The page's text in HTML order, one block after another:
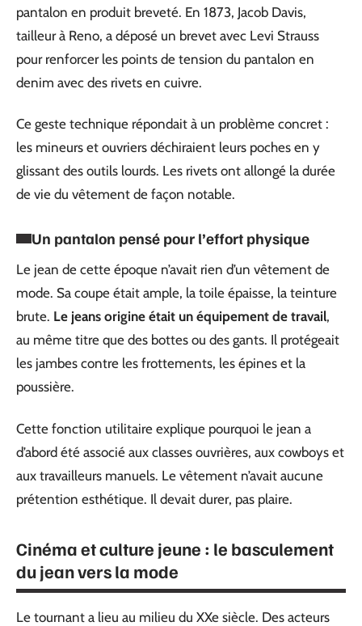
pantalon en produit breveté. En 1873, Jacob Davis,
tailleur à Reno, a déposé un brevet avec Levi Strauss
pour renforcer les points de tension du pantalon en
denim avec des rivets en cuivre.
Ce geste technique répondait à un problème concret :
les mineurs et ouvriers déchiraient leurs poches en y
glissant des outils lourds. Les rivets ont allongé la durée
de vie du vêtement de façon notable.
Un pantalon pensé pour l’effort physique
Le jean de cette époque n’avait rien d’un vêtement de
mode. Sa coupe était ample, la toile épaisse, la teinture
brute. Le jeans origine était un équipement de travail,
au même titre que des bottes ou des gants. Il protégeait
les jambes contre les frottements, les épines et la
poussière.
Cette fonction utilitaire explique pourquoi le jean a
d’abord été associé aux classes ouvrières, aux cowboys et
aux travailleurs manuels. Le vêtement n’avait aucune
prétention esthétique. Il devait durer, pas plaire.
Cinéma et culture jeune : le basculement
du jean vers la mode
Le tournant a lieu au milieu du XXe siècle. Des acteurs